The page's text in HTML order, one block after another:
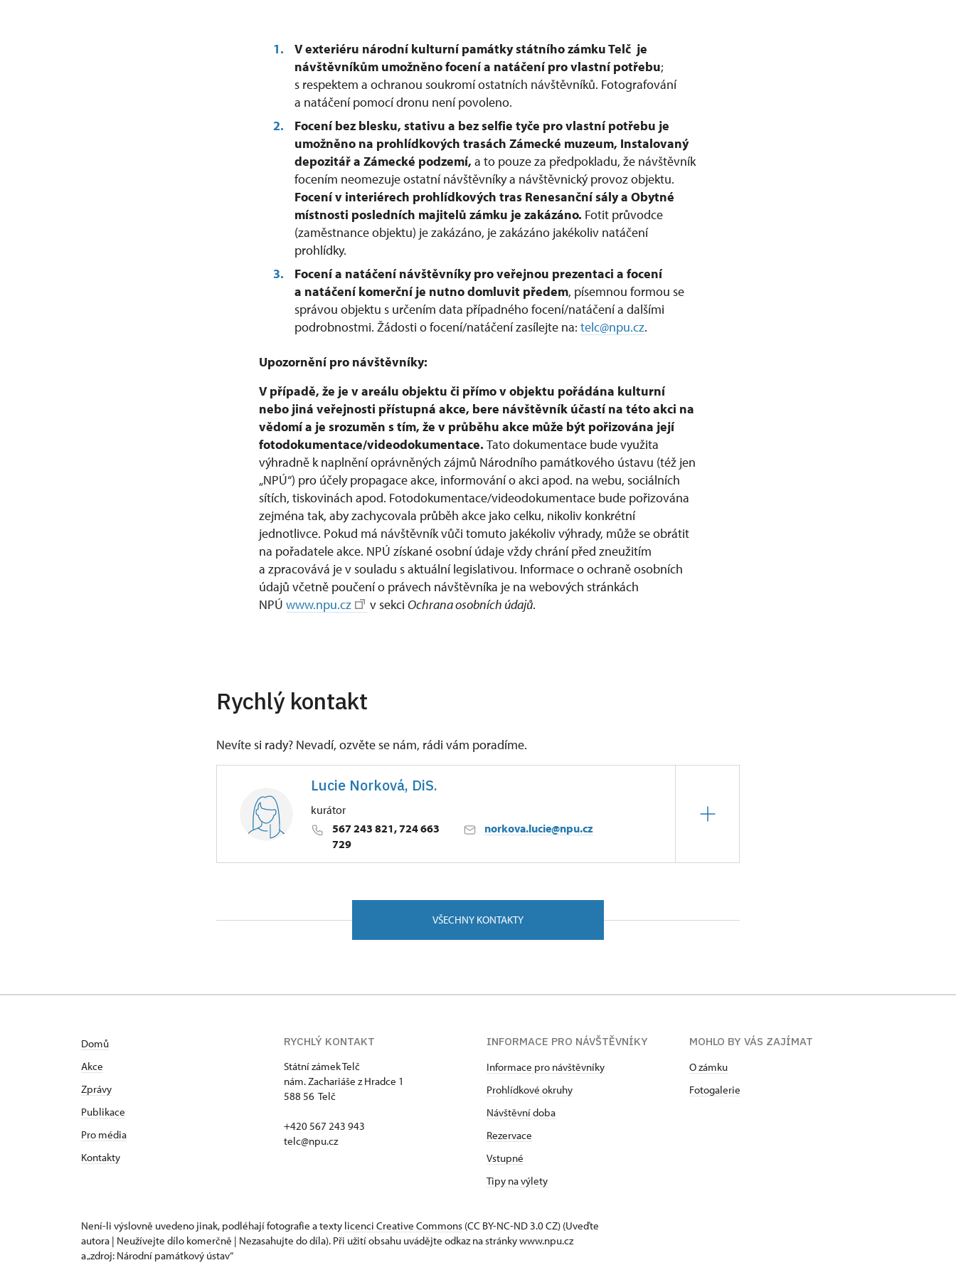
Vexteriéru národní kulturní památky státního zámku Telč je
návštěvníkům umožněno focení a natáčení pro vlastní potřebu;
s respektem a ochranou soukromí ostatních návštěvníků. Fotografování
a natáčení pomocí dronu není povoleno.
Focení bez blesku, stativu a bez selfie tyče pro vlastní potřebu je
umožněno na prohlídkových trasách Zámecké muzeum, Instalovaný
depozitář a Zámecké podzemí, a to pouze za předpokladu, že návštěvník
focením neomezuje ostatní návštěvníky a návštěvnický provoz objektu.
Focení v interiérech prohlídkových tras Renesanční sály a Obytné
místnosti posledních majitelů zámku je zakázáno. Fotit průvodce
(zaměstnance objektu) je zakázáno, je zakázáno jakékoliv natáčení
prohlídky.
Focení a natáčení návštěvníky pro veřejnou prezentaci a focení
a natáčení komerční je nutno domluvit předem, písemnou formou se
správou objektu s určením data případného focení/natáčení a dalšími
podrobnostmi. Žádosti o focení/natáčení zasílejte na: telc@npu.cz.
Upozornění pro návštěvníky:
V případě, že je v areálu objektu či přímo v objektu pořádána kulturní
nebo jiná veřejnosti přístupná akce, bere návštěvník účastí na této akci na
vědomí a je srozuměn s tím, že v průběhu akce může být pořizována její
fotodokumentace/videodokumentace. Tato dokumentace bude využita
výhradně k naplnění oprávněných zájmů Národního památkového ústavu (též jen
„NPÚ“) pro účely propagace akce, informování o akci apod. na webu, sociálních
sítích, tiskovinách apod. Fotodokumentace/videodokumentace bude pořizována
zejména tak, aby zachycovala průběh akce jako celku, nikoliv konkrétní
jednotlivce. Pokud má návštěvník vůči tomuto jakékoliv výhrady, může se obrátit
na pořadatele akce. NPÚ získané osobní údaje vždy chrání před zneužitím
a zpracovává je v souladu s aktuální legislativou. Informace o ochraně osobních
údajů včetně poučení o právech návštěvníka je na webových stránkách
NPÚ www.npu.cz v sekci Ochrana osobních údajů.
Rychlý kontakt
Nevíte si rady? Nevadí, ozvěte se nám, rádi vám poradíme.
Lucie Norková, DiS.
kurátor
567 243 821, 724 663
729
norkova.lucie@npu.cz
náměstí Zachariáše z Hradce 1/, Telč 58856
VŠECHNY KONTAKTY
Domů
Akce
Zprávy
Publikace
Pro média
Kontakty
RYCHLÝ KONTAKT
Státní zámek Telč
nám. Zachariáše z Hradce 1
588 56 Telč
+420 567 243 943
telc@npu.cz
INFORMACE PRO NÁVŠTĚVNÍKY
Informace pro návštěvníky
Prohlídkové okruhy
Návštěvní doba
Rezervace
Vstupné
Tipy na výlety
MOHLO BY VÁS ZAJÍMAT
O zámku
Fotogalerie
Není-li výslovně uvedeno jinak, podléhají fotografie a texty licenci Creative Commons (CC BY-NC-ND 3.0 CZ) (Uveďte
autora | Neužívejte dílo komerčně | Nezasahujte do díla). Při užití obsahu uvádějte odkaz na stránky www.npu.cz
a „zdroj: Národní památkový ústav“